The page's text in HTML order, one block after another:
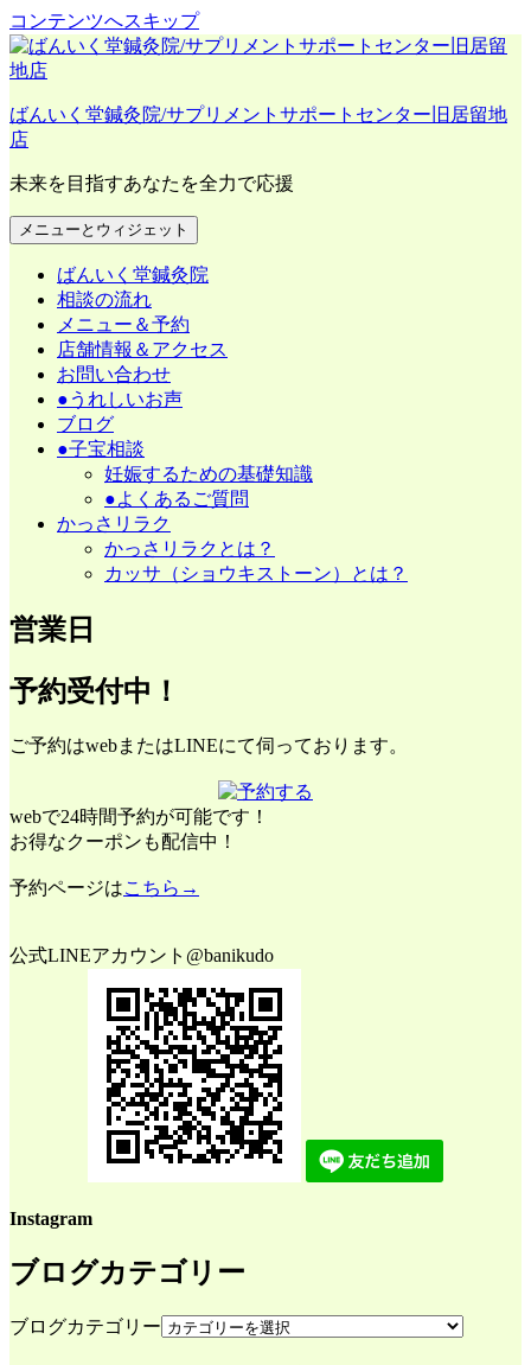
コンテンツへスキップ
ばんいく堂鍼灸院/サプリメントサポートセンター旧居留地
店
未来を目指すあなたを全力で応援
メニューとウィジェット
ばんいく堂鍼灸院
相談の流れ
メニュー＆予約
店舗情報＆アクセス
お問い合わせ
●うれしいお声
ブログ
●子宝相談
妊娠するための基礎知識
●よくあるご質問
かっさリラク
かっさリラクとは？
カッサ（ショウキストーン）とは？
営業日
予約受付中！
ご予約はwebまたはLINEにて伺っております。
webで24時間予約が可能です！
お得なクーポンも配信中！
予約ページはこちら→
公式LINEアカウント@banikudo
Instagram
ブログカテゴリー
ブログカテゴリー